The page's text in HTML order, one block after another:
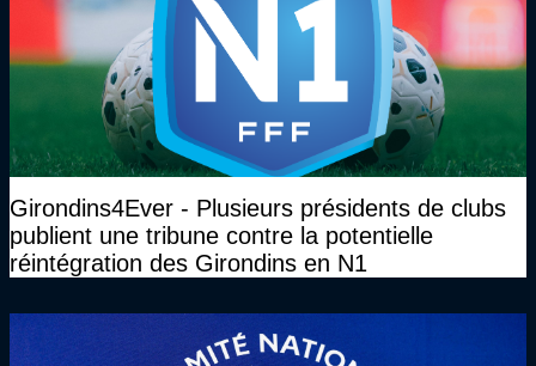
Girondins4Ever - Plusieurs présidents de clubs
publient une tribune contre la potentielle
réintégration des Girondins en N1